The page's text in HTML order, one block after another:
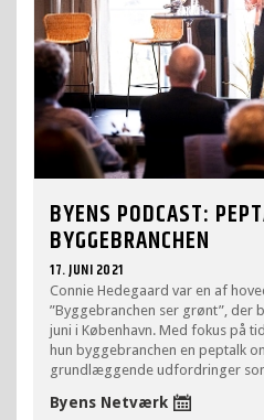
BYENS PODCAST:
BYGGEBRANCHEN
17. JUNI 2021
Connie Hedegaard var en af
”Byggebranchen ser grønt”, der
juni i København. Med fokus på
hun byggebranchen en peptalk
grundlæggende udfordringer
Byens Netværk